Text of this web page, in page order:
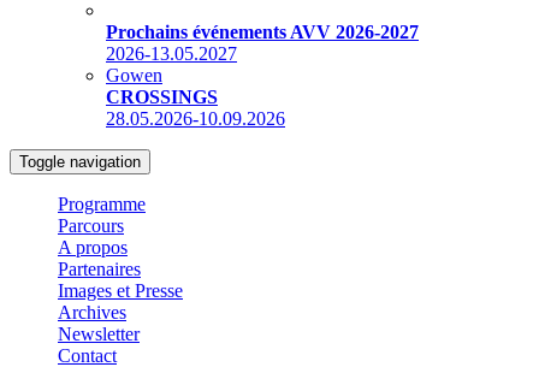
Prochains événements AVV 2026-2027
2026-13.05.2027
Gowen
CROSSINGS
28.05.2026-10.09.2026
Toggle navigation
Programme
Parcours
A propos
Partenaires
Images et Presse
Archives
Newsletter
Contact